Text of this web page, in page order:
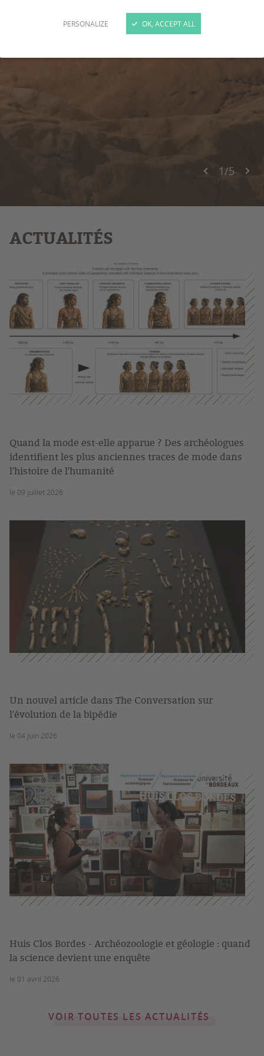
PERSONALIZE OK, ACCEPT ALL
EN SAVOIR PLUS
1/5
ACTUALITÉS
Quand la mode est-elle apparue ? Des archéologues
identifient les plus anciennes traces de mode dans
l'histoire de l'humanité
le 09 juillet 2026
Un nouvel article dans The Conversation sur
l'évolution de la bipédie
le 04 juin 2026
Huis Clos Bordes - Archéozoologie et géologie : quand
la science devient une enquête
le 01 avril 2026
VOIR TOUTES LES ACTUALITÉS